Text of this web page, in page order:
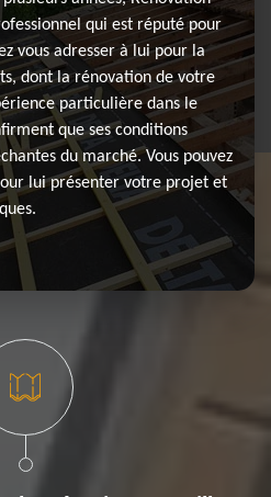
qui est réputé pour
vous adresser à lui pour la
dont la rénovation de votre
particulière dans le
que ses conditions
du marché. Vous pouvez
lui présenter votre projet et